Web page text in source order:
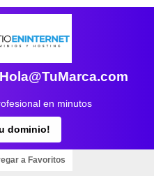
en minutos
dominio!
a Favoritos